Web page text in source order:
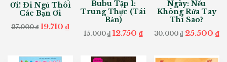
Ơi! Đi Ngủ Thôi
Các Bạn Ơi
27.000₫ Original
19.710₫Current
price
Bubu Tập 1:
Trung Thực (Tái
Bản)
15.000₫ Original
15.000 ₫.
12.750₫Current
price
12.750 ₫.
Ngày: Nếu
Không Rửa Tay
Thì Sao?
30.000₫ Original
30.000 ₫.
25.500 ₫